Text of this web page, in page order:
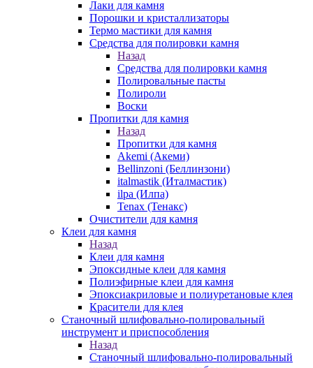
Лаки для камня
Порошки и кристаллизаторы
Термо мастики для камня
Средства для полировки камня
Назад
Средства для полировки камня
Полировальные пасты
Полироли
Воски
Пропитки для камня
Назад
Пропитки для камня
Akemi (Акеми)
Bellinzoni (Беллинзони)
italmastik (Италмастик)
ilpa (Илпа)
Tenax (Тенакс)
Очистители для камня
Клеи для камня
Назад
Клеи для камня
Эпоксидные клеи для камня
Полиэфирные клеи для камня
Эпоксиакриловые и полиуретановые клея
Красители для клея
Станочный шлифовально-полировальный
инструмент и приспособления
Назад
Станочный шлифовально-полировальный